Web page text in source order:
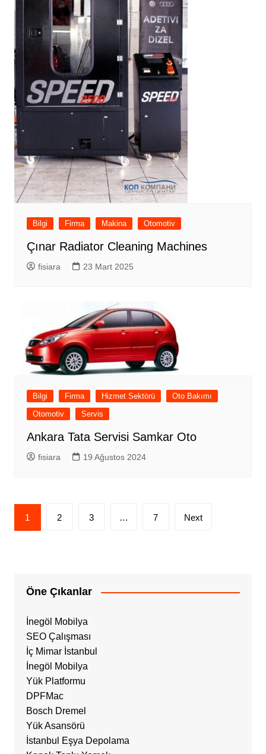
Bilgi Firma Makina Otomotiv
Çınar Radiator Cleaning Machines
fisiara 23 Mart 2025
Bilgi Firma Hizmet Sektörü
Oto Bakımı
Otomotiv
Servis
Ankara Tata Servisi Samkar Oto
fisiara 19 Ağustos 2024
Yazı
sayfalandırması
1 2 3 … 7 Next
Öne Çıkanlar
İnegöl Mobilya
SEO Çalışması
İç Mimar İstanbul
İnegöl Mobilya
Yük Platformu
DPFMac
Bosch Dremel
Yük Asansörü
İstanbul Eşya Depolama